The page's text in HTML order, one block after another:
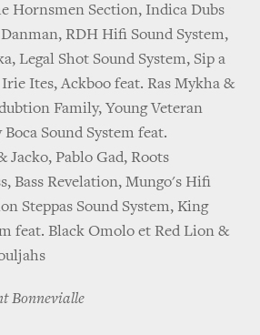
Hornsmen Section, Indica Dubs
RDH Hifi Sound System,
Legal Shot Sound System, Sip a
Ites, Ackboo feat. Ras Mykha &
Family, Young Veteran
Sound System feat.
Jacko, Pablo Gad, Roots
Bass Revelation, Mungo's Hifi
Steppas Sound System, King
feat. Black Omolo et Red Lion &
Bonnevialle